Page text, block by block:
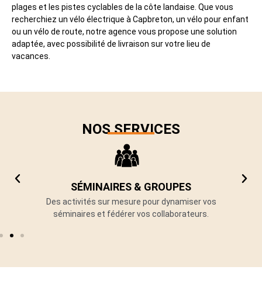
plages et les pistes cyclables de la côte landaise. Que vous
recherchiez un vélo électrique à Capbreton, un vélo pour enfant
ou un vélo de route, notre agence vous propose une solution
adaptée, avec possibilité de livraison sur votre lieu de
vacances.
NOS SERVICES
SÉMINAIRES & GROUPES
Des activités sur mesure pour dynamiser vos
séminaires et fédérer vos collaborateurs.